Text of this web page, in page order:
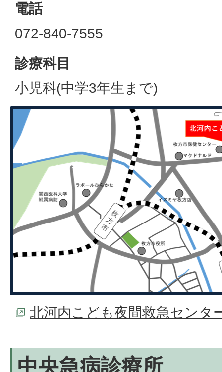
電話
072-840-7555
診療科目
小児科(中学3年生まで)
北河内こども夜間救急センタ
中央急病診療所